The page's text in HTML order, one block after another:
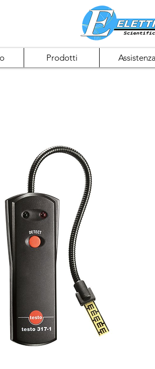
Prodotti Assistenza